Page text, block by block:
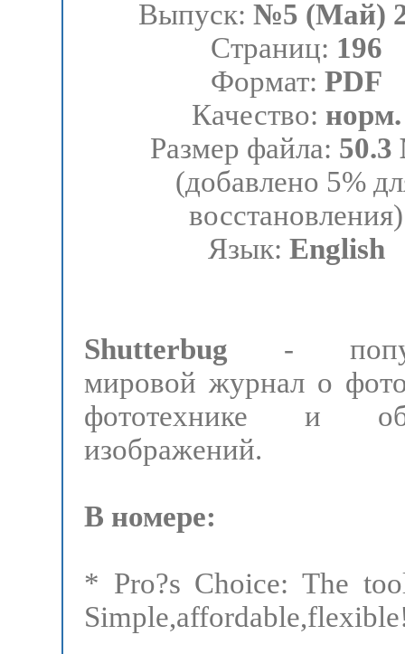
Выпуск: №5 (Май)
Страниц: 196
Формат: PDF
Качество: норм.
Размер файла:
(добавлено 5%
восстановления)
Язык: English
Shutterbug -
мировой журнал о
фототехнике и
изображений.
В номере:
* Pro?s Choice: The